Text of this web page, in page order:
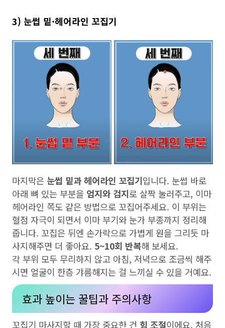
3) 눈썹 밑·헤어라인 꼬집기
마지막은 눈썹 밑과 헤어라인 꼬집기입니다. 눈썹 바로
아래 뼈 있는 부분을 엄지와 검지로 살짝 눌러주고, 이마
헤어라인 쪽도 같은 방법으로 꼬집어주세요. 이 부위는
혈점 자극이 되면서 이마 부기와 눈가 부종까지 정리해
줍니다. 꼬집은 뒤엔 손가락으로 가볍게 원을 그리듯 마
사지해주면 더 좋아요. 5~10회 반복해 보세요.
각 부위 모두 무리하지 않고 아침, 저녁으로 조금씩 해주
시면 얼굴이 한층 갸름해지는 걸 느끼실 수 있을 거예요.
효과 높이는 꿀팁과 주의사항
꼬집기 마사지할 때 가장 중요한 건 힘 조절이에요. 처음